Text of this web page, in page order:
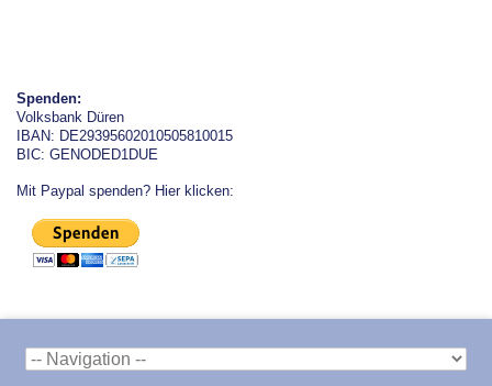
Spenden:
Volksbank Düren
IBAN: DE29395602010505810015
BIC: GENODED1DUE
Mit Paypal spenden? Hier klicken: